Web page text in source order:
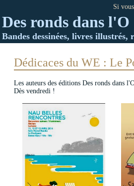
Si
Des ronds dans
Bandes dessinées, livres illustrés,
Dédicaces du WE : Le
Les auteurs des éditions Des ronds dans
Dès vendredi !